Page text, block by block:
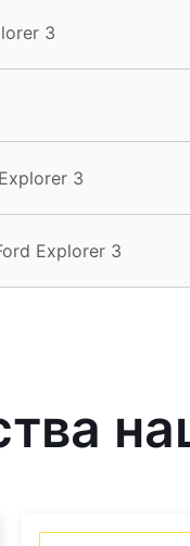
3
3
Explorer 3